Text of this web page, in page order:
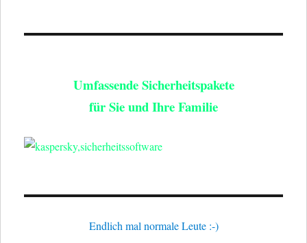
Umfassende Sicherheitspakete
für Sie und Ihre Familie
Endlich mal normale Leute :-)